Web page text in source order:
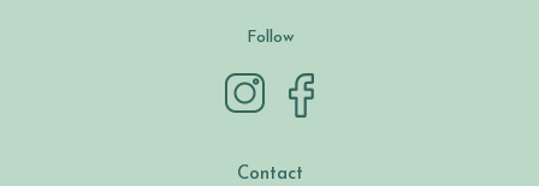
Follow
Contact